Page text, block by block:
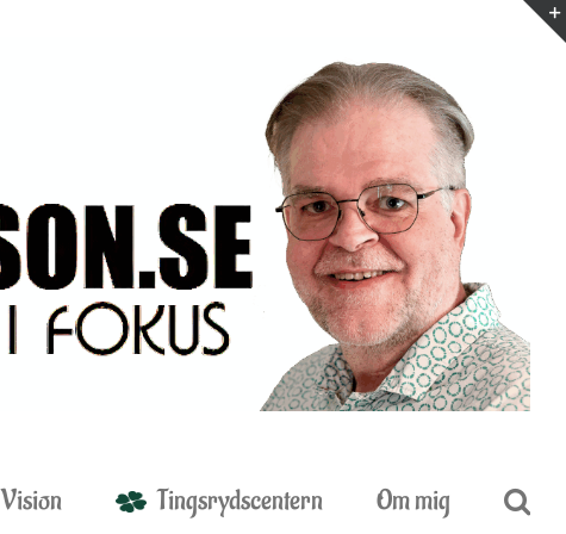
Vision Tingsrydscentern Om mig